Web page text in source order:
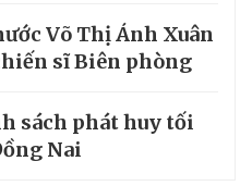
Võ Thị Ánh Xuân
sĩ Biên phòng
sách phát huy tối
Nai